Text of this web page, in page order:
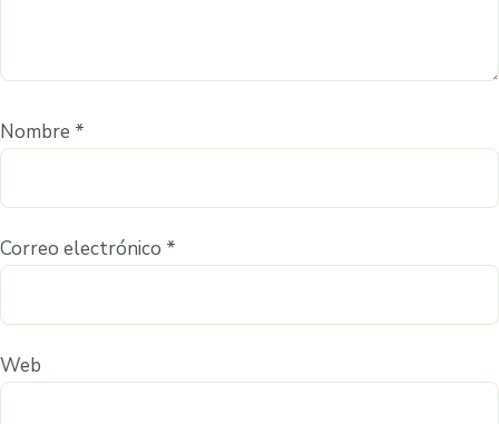
Nombre *
Correo electrónico *
Web